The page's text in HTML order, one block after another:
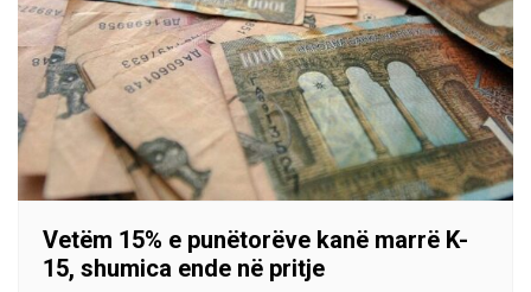
Vetëm 15% e punëtorëve kanë marrë K-
15, shumica ende në pritje